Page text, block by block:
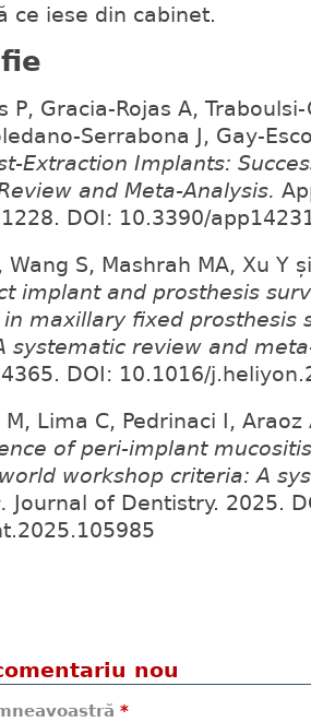
ce iese din cabinet.
P, Gracia-Rojas A,
Serrabona J, Gay-
Extraction Implants:
and Meta-Analysis.
DOI: 10.3390/
Wang S, Mashrah MA, Xu Y
implant and prosthesis
maxillary fixed prosthesis
systematic review and
DOI: 10.1016/
Lima C, Pedrinaci I, Araoz
of peri-implant
workshop criteria: A
Journal of Dentistry. 2025.
nou
*